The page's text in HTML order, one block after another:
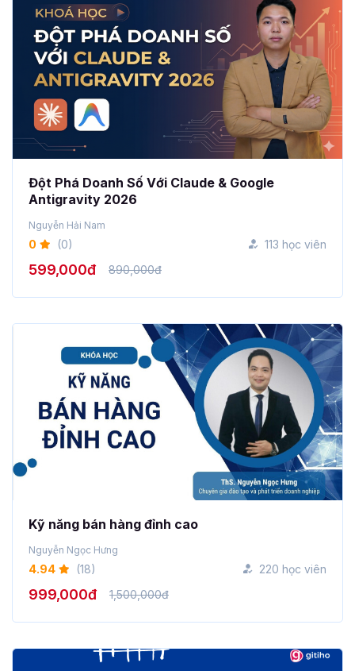
Đột Phá Doanh Số Với Claude & Google
Antigravity 2026
Nguyễn Hải Nam
0 (0) 113 học viên
599,000đ 890,000đ
Kỹ năng bán hàng đỉnh cao
Nguyễn Ngọc Hưng
4.94 (18) 220 học viên
999,000đ 1,500,000đ